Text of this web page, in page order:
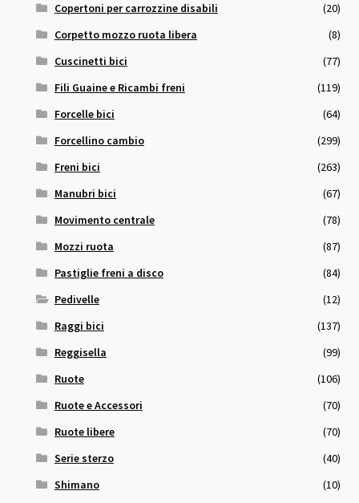
Copertoni per carrozzine disabili
(20)
Corpetto mozzo ruota libera
(8)
Cuscinetti bici
(77)
Fili Guaine e Ricambi freni
(119)
Forcelle bici
(64)
Forcellino cambio
(299)
Freni bici
(263)
Manubri bici
(67)
Movimento centrale
(78)
Mozzi ruota
(87)
Pastiglie freni a disco
(84)
Pedivelle
(12)
Raggi bici
(137)
Reggisella
(99)
Ruote
(106)
Ruote e Accessori
(70)
Ruote libere
(70)
Serie sterzo
(40)
Shimano
(10)